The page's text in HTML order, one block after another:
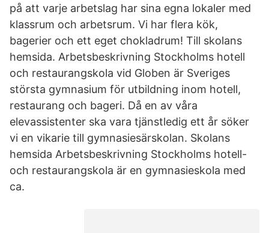
på att varje arbetslag har sina egna lokaler med
klassrum och arbetsrum. Vi har flera kök,
bagerier och ett eget chokladrum! Till skolans
hemsida. Arbetsbeskrivning Stockholms hotell
och restaurangskola vid Globen är Sveriges
största gymnasium för utbildning inom hotell,
restaurang och bageri. Då en av våra
elevassistenter ska vara tjänstledig ett år söker
vi en vikarie till gymnasiesärskolan. Skolans
hemsida Arbetsbeskrivning Stockholms hotell-
och restaurangskola är en gymnasieskola med
ca.